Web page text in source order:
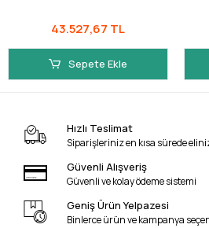
43.527,67 TL
Sepete Ekle
Hızlı Teslimat
Siparişleriniz en kısa sürede
Güvenli Alışveriş
Güvenli ve kolay ödeme sistemi
Geniş Ürün Yelpazesi
Binlerce ürün ve kampanya